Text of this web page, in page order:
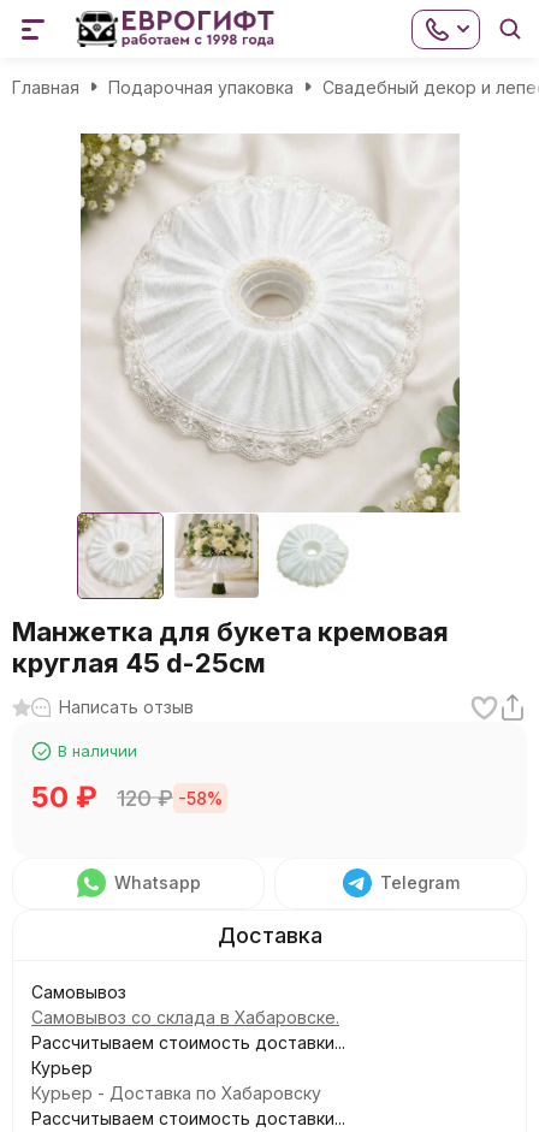
Главная Подарочная упаковка Свадебный декор и
Манжетка для букета кремовая
круглая 45 d-25см
Написать отзыв
В наличии
50 ₽ 120₽ -58%
Whatsapp Telegram
Самовывоз
Самовывоз со склада в Хабаровске.
Рассчитываем стоимость доставки...
Курьер
Курьер - Доставка по Хабаровску
Рассчитываем стоимость доставки...